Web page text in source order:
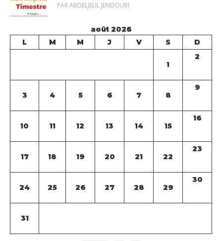
PAR ABDELJELIL JENDOUBI
août 2026
L
M M J V S D
1
2
3 4 5 6 7 8
9
10 11 12 13 14 15
16
17 18 19 20 21 22
23
24 25 26 27 28 29
30
31